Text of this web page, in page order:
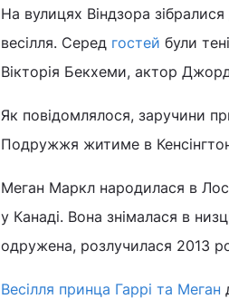
На вулицях Віндзора
весілля. Серед гостей були
Вікторія Бекхеми, актор
Як повідомлялося, заручини
Подружжя житиме в
Меган Маркл народилася в
у Канаді. Вона знімалася в
одружена, розлучилася 2013
Весілля принца Гаррі та Меган